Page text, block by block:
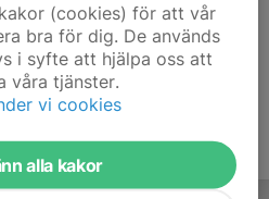
(cookies) för att vår
bra för dig. De används
i syfte att hjälpa oss att
våra tjänster.
vi cookies
alla kakor